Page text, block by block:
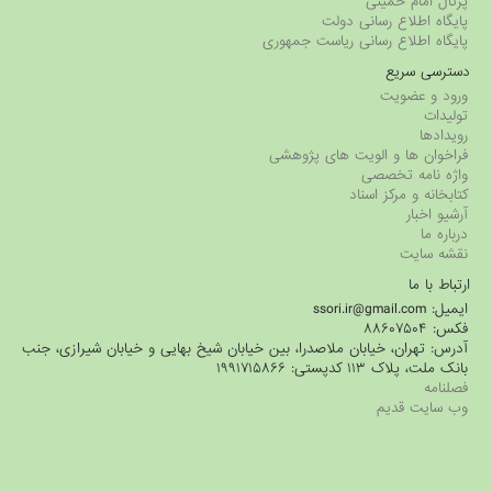
پایگاه اطلاع رسانی دولت
پایگاه اطلاع رسانی ریاست جمهوری
دسترسی سریع
ورود و عضویت
تولیدات
رویدادها
فراخوان ها و الویت های پژوهشی
واژه نامه تخصصی
کتابخانه و مرکز اسناد
آرشیو اخبار
درباره ما
نقشه سایت
ارتباط با ما
ایمیل: ssori.ir@gmail.com
فکس: ۸۸۶۰۷۵۰۴
آدرس: تهران، خیابان ملاصدرا، بین خیابان شیخ بهایی و خیابان شیرازی، جنب
بانک ملت، پلاک ۱۱۳ کدپستی: ۱۹۹۱۷۱۵۸۶۶
فصلنامه
وب سایت قدیم